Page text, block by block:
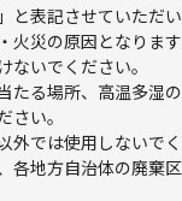
と表記させていただい
火災の原因となりま
ないでください。
たる場所、高温多湿
さい。
外では使用しないでく
各地方自治体の廃棄